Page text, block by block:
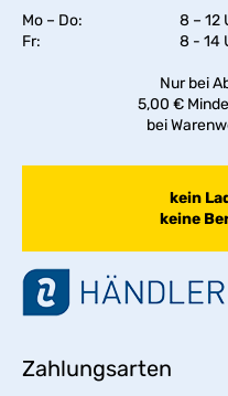
Mo – Do:
8 – 12
Fr:
8 - 14
Nur bei
5,00 €
bei
kein
keine
Zahlungsarten